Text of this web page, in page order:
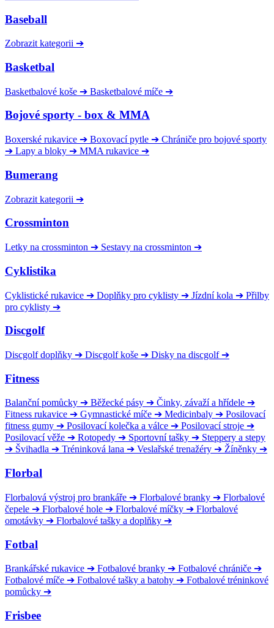
Baseball
Zobrazit kategorii ➔
Basketbal
Basketbalové koše ➔ Basketbalové míče ➔
Bojové sporty - box & MMA
Boxerské rukavice ➔ Boxovací pytle ➔ Chrániče pro bojové sporty
➔ Lapy a bloky ➔ MMA rukavice ➔
Bumerang
Zobrazit kategorii ➔
Crossminton
Letky na crossminton ➔ Sestavy na crossminton ➔
Cyklistika
Cyklistické rukavice ➔ Doplňky pro cyklisty ➔ Jízdní kola ➔ Přilby
pro cyklisty ➔
Discgolf
Discgolf doplňky ➔ Discgolf koše ➔ Disky na discgolf ➔
Fitness
Balanční pomůcky ➔ Běžecké pásy ➔ Činky, závaží a hřídele ➔
Fitness rukavice ➔ Gymnastické míče ➔ Medicinbaly ➔ Posilovací
fitness gumy ➔ Posilovací kolečka a válce ➔ Posilovací stroje ➔
Posilovací věže ➔ Rotopedy ➔ Sportovní tašky ➔ Steppery a stepy
➔ Švihadla ➔ Tréninková lana ➔ Veslařské trenažéry ➔ Žíněnky ➔
Florbal
Florbalová výstroj pro brankáře ➔ Florbalové branky ➔ Florbalové
čepele ➔ Florbalové hole ➔ Florbalové míčky ➔ Florbalové
omotávky ➔ Florbalové tašky a doplňky ➔
Fotbal
Brankářské rukavice ➔ Fotbalové branky ➔ Fotbalové chrániče ➔
Fotbalové míče ➔ Fotbalové tašky a batohy ➔ Fotbalové tréninkové
pomůcky ➔
Frisbee